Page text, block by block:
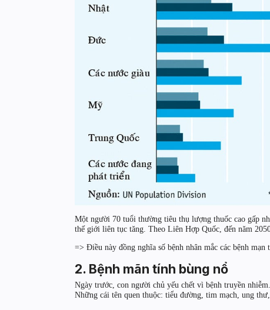
Một người 70 tuổi thường tiêu thụ lượng thuốc cao gấp
thế giới liên tục tăng. Theo Liên Hợp Quốc, đến năm
=> Điều này đồng nghĩa số bệnh nhân mắc các bệnh mạn
2. Bệnh mãn tính bùng nổ
Ngày trước, con người chủ yếu chết vì bệnh truyền
Những cái tên quen thuộc: tiểu đường, tim mạch, ung